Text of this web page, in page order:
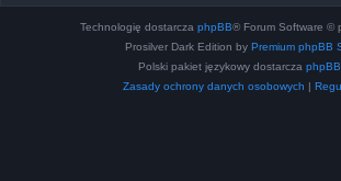
Technologię dostarcza phpBB® Forum Software ©
Prosilver Dark Edition by Premium phpBB
Polski pakiet językowy dostarcza
Zasady ochrony danych osobowych |